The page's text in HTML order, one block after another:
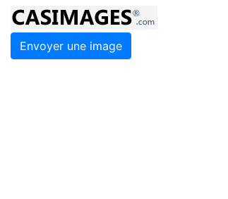
Envoyer une image